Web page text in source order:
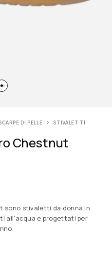
DI PELLE STIVALETTI
Chestnut
sono stivaletti da donna in
all’acqua e progettati per